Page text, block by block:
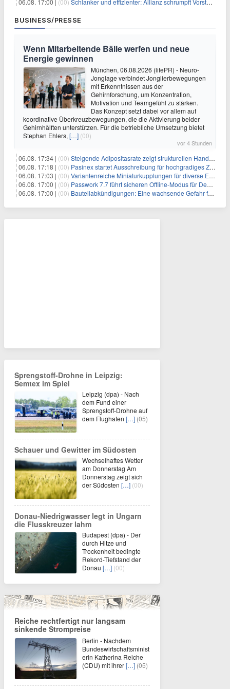
06.08. 17:00 | (00) Schlanker und effizienter: Allianz schrumpft Vorstand auf 8 Köpfe – das steckt dahinter
BUSINESS/PRESSE
Wenn Mitarbeitende Bälle werfen und neue
Energie gewinnen
München, 06.08.2026 (lifePR) - Neuro-
Jonglage verbindet Jonglierbewegungen
mit Erkenntnissen aus der
Gehirnforschung, um Konzentration,
Motivation und Teamgefühl zu stärken.
Das Konzept setzt dabei vor allem auf
koordinative Überkreuzbewegungen, die die Aktivierung beider
Gehirnhälften unterstützen. Für die betriebliche Umsetzung bietet
Stephan Ehlers, […] (00)
vor 4 Stunden
06.08. 17:34 | (00) Steigende Adipositasrate zeigt strukturellen Handlungsbedarf bei der Ernährung schulpflichtiger Kinder
06.08. 17:18 | (00) Pasinex startet Ausschreibung für hochgradiges Zinksulfidkonzentrat mit Germanium- und Silbergehalten und stellt ein Betriebsupdate bereit
06.08. 17:03 | (00) Variantenreiche Miniaturkupplungen für diverse Einsatzbereiche
06.08. 17:00 | (00) Passwork 7.7 führt sicheren Offline-Modus für Desktop- und Mobile-Apps ein
06.08. 17:00 | (00) Bauteilabkündigungen: Eine wachsende Gefahr für industrielle Elektroniksysteme
Sprengstoff-Drohne in Leipzig:
Semtex im Spiel
Leipzig (dpa) - Nach
dem Fund einer
Sprengstoff-Drohne auf
dem Flughafen […] (05)
Schauer und Gewitter im Südosten
Wechselhaftes Wetter
am Donnerstag Am
Donnerstag zeigt sich
der Südosten […] (00)
Donau-Niedrigwasser legt in Ungarn
die Flusskreuzer lahm
Budapest (dpa) - Der
durch Hitze und
Trockenheit bedingte
Rekord-Tiefstand der
Donau […] (00)
Reiche rechtfertigt nur langsam
sinkende Strompreise
Berlin - Nachdem
Bundeswirtschaftsminist
erin Katherina Reiche
(CDU) mit ihrer[…] (05)